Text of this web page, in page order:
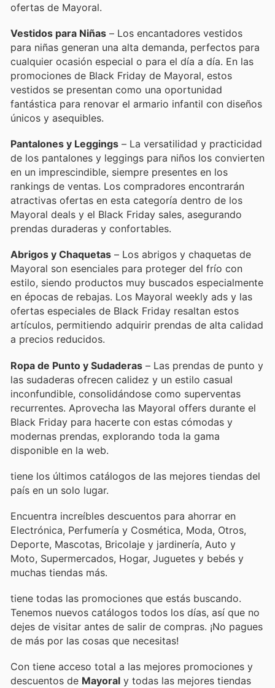
ofertas de Mayoral.
Vestidos para Niñas – Los encantadores vestidos
para niñas generan una alta demanda, perfectos para
cualquier ocasión especial o para el día a día. En las
promociones de Black Friday de Mayoral, estos
vestidos se presentan como una oportunidad
fantástica para renovar el armario infantil con diseños
únicos y asequibles.
Pantalones y Leggings – La versatilidad y practicidad
de los pantalones y leggings para niños los convierten
en un imprescindible, siempre presentes en los
rankings de ventas. Los compradores encontrarán
atractivas ofertas en esta categoría dentro de los
Mayoral deals y el Black Friday sales, asegurando
prendas duraderas y confortables.
Abrigos y Chaquetas – Los abrigos y chaquetas de
Mayoral son esenciales para proteger del frío con
estilo, siendo productos muy buscados especialmente
en épocas de rebajas. Los Mayoral weekly ads y las
ofertas especiales de Black Friday resaltan estos
artículos, permitiendo adquirir prendas de alta calidad
a precios reducidos.
Ropa de Punto y Sudaderas – Las prendas de punto y
las sudaderas ofrecen calidez y un estilo casual
inconfundible, consolidándose como superventas
recurrentes. Aprovecha las Mayoral offers durante el
Black Friday para hacerte con estas cómodas y
modernas prendas, explorando toda la gama
disponible en la web.
tiene los últimos catálogos de las mejores tiendas del
país en un solo lugar.
Encuentra increíbles descuentos para ahorrar en
Electrónica, Perfumería y Cosmética, Moda, Otros,
Deporte, Mascotas, Bricolaje y jardinería, Auto y
Moto, Supermercados, Hogar, Juguetes y bebés y
muchas tiendas más.
tiene todas las promociones que estás buscando.
Tenemos nuevos catálogos todos los días, así que no
dejes de visitar antes de salir de compras. ¡No pagues
de más por las cosas que necesitas!
Con tiene acceso total a las mejores promociones y
descuentos de Mayoral y todas las mejores tiendas